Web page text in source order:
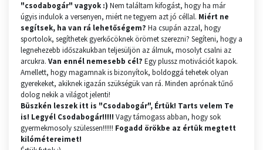
"csodabogár" vagyok :) Nem találtam kifogást, hogy ha már
úgyis indulok a versenyen, miért ne tegyem azt jó céllal. Miért ne
segítsek, ha van rá lehetőségem? Ha csupán azzal, hogy
sportolok, segíthetek gyerkőcöknek örömet szerezni? Segíteni, hogy a
legnehezebb időszakukban teljesüljön az álmuk, mosolyt csalni az
arcukra. Van ennél nemesebb cél? Egy plussz motivációt kapok.
Amellett, hogy magamnak is bizonyítok, boldoggá tehetek olyan
gyerekeket, akiknek igazán szükségük van rá. Minden aprónak tűnő
dolog nekik a világot jelenti!
Büszkén leszek itt is "Csodabogár", Értük! Tarts velem Te
is! Legyél Csodabogár!!!!! Vagy támogass abban, hogy sok
gyermekmosoly szülessen!!!!!! Fogadd örökbe az értük megtett
kilómétereimet!